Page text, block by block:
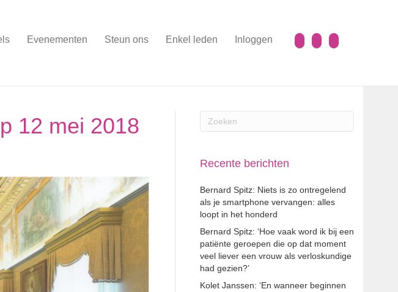
Evenementen Steun ons Enkel leden Inloggen
12 mei 2018
Recente berichten
Bernard Spitz: Niets is zo ontregelend
als je smartphone vervangen: alles
loopt in het honderd
Bernard Spitz: ‘Hoe vaak word ik bij een
patiënte geroepen die op dat moment
veel liever een vrouw als verloskundige
had gezien?’
Kolet Janssen: ‘En wanneer beginnen